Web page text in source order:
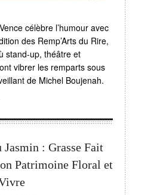
célèbre l’humour avec
des Remp’Arts du Rire,
stand-up, théâtre et
vibrer les remparts sous
de Michel Boujenah.
Jasmin : Grasse Fait
Patrimoine Floral et